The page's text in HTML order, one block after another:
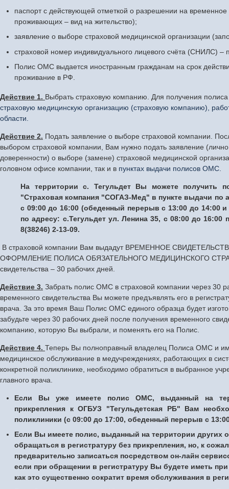
паспорт с действующей отметкой о разрешении на
проживающих – вид на жительство);
заявление о выборе страховой медицинской организации
страховой номер индивидуального лицевого счёта (СНИЛС) –
Полис ОМС выдается иностранным гражданам на срок
проживание в РФ.
Действие 1. Выбрать страховую компанию. Для получения
страховую медицинскую организацию (страховую компанию),
области.
Действие 2. Подать заявление о выборе страховой компании.
выбором страховой компании, Вам нужно подать заявление
доверенности) о выборе (замене) страховой медицинской
головном офисе компании, так и в пунктах выдачи полисов ОМС.
На территории с. Тегульдет Вы можете получить
"Страховая компания "СОГАЗ-Мед" в пункте выдачи по
с 09:00 до 16:00 (обеденный перерыв с 13:00 до
по адресу: с.Тегульдет ул. Ленина 35, с 08:00 до 16:00
8(38246) 2-13-09.
В страховой компании Вам выдадут ВРЕМЕННОЕ
ОФОРМЛЕНИЕ ПОЛИСА ОБЯЗАТЕЛЬНОГО МЕДИЦИНСКОГО
свидетельства – 30 рабочих дней.
Действие 3. Забрать полис ОМС в страховой компании через 30
временного свидетельства Вы можете предъявлять его в
врача. За это время Ваш Полис ОМС единого образца будет
забудьте через 30 рабочих дней после получения временного
компанию, которую Вы выбрали, и поменять его на Полис.
Действие 4. Теперь Вы полноправный владелец Полиса ОМС и
медицинское обслуживание в медучреждениях, работающих в
конкретной поликлинике, необходимо обратиться в выбранное
главного врача.
Если Вы уже имеете полис ОМС, выданный на
прикрепления к ОГБУЗ "Тегульдетская РБ" Вам
поликлиники (с 09:00 до 17:00, обеденный перерыв с
Если Вы имеете полис, выданный на территории других
обращаться в регистратуру без прикрепления, но, к
предварительно записаться посредством он-лайн
если при обращении в регистратуру Вы будете иметь
как это существенно сократит время обслуживания в